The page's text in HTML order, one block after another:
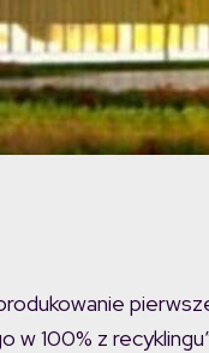
w 100% z